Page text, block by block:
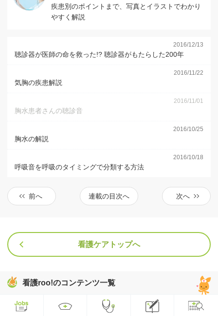
疾患別のポイントまで、写真とイラストでわかり
やすく解説
2016/12/13
聴診器が医師の命を救った!? 聴診器がもたらした200年
2016/11/22
気胸の疾患解説
2016/11/01
胸水患者さんの聴診音
2016/10/25
胸水の解説
2016/10/18
呼吸音を呼吸のタイミングで分類する方法
前へ 連載の目次へ 次へ
看護ケアトップへ
看護roo!のコンテンツ一覧